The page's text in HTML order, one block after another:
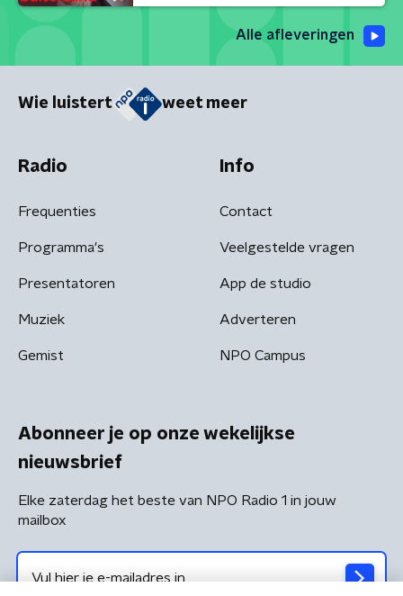
Alle afleveringen
Wie luistert weet meer
Radio
Frequenties
Programma's
Presentatoren
Muziek
Gemist
Info
Contact
Veelgestelde vragen
App de studio
Adverteren
NPO Campus
Abonneer je op onze wekelijkse
nieuwsbrief
Elke zaterdag het beste van NPO Radio 1 in jouw
mailbox